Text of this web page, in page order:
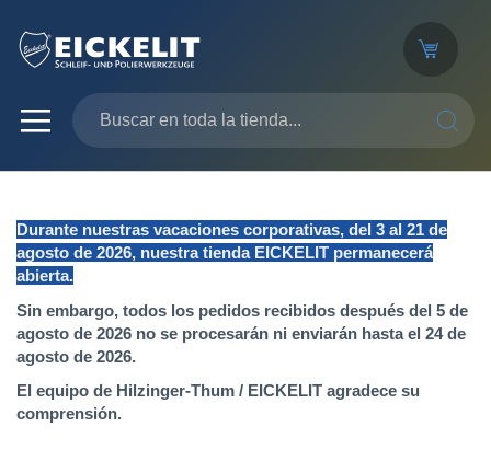
Durante nuestras vacaciones corporativas, del 3 al 21 de
agosto de 2026, nuestra tienda EICKELIT permanecerá
abierta.
Sin embargo, todos los pedidos recibidos después del 5 de
agosto de 2026 no se procesarán ni enviarán hasta el 24 de
agosto de 2026.
El equipo de Hilzinger-Thum / EICKELIT agradece su
comprensión.